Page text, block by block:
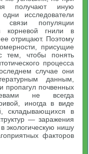
получают иную
исследователи
связи популяции
корневой гнили в
отрицают. Поэтому
присущие
тем, чтобы понять
процесса
случае они
данным,
пропагул почвенных
не всегда
иногда в виде
складывающихся в
— заражения
экологическую нишу
факторов